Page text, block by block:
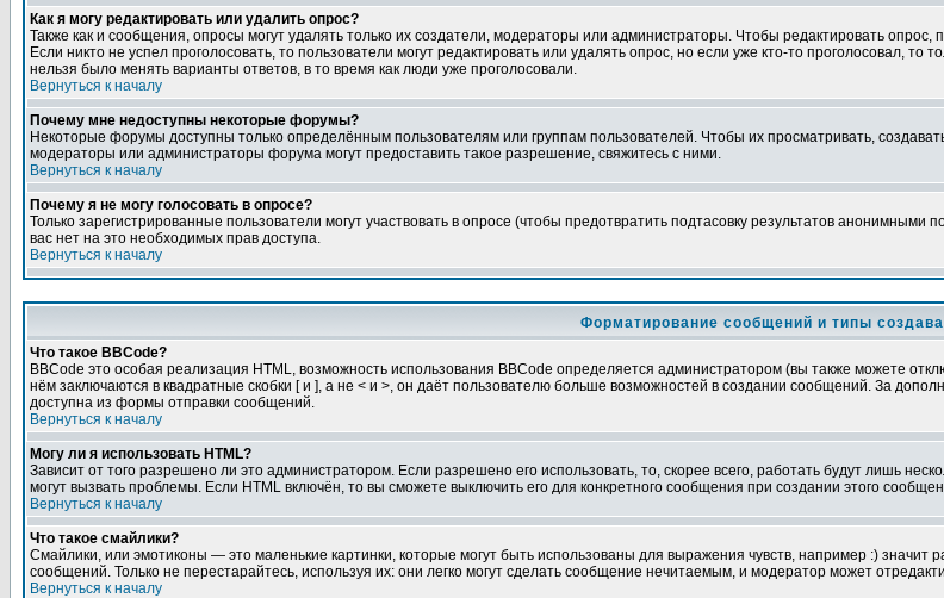
Как я могу редактировать или удалить опрос?
Также как и сообщения, опросы могут удалять только их создатели, модераторы или администраторы. Чтобы редактировать
Если никто не успел проголосовать, то пользователи могут редактировать или удалять опрос, но если уже кто-то проголосовал,
нельзя было менять варианты ответов, в то время как люди уже проголосовали.
Вернуться к началу
Почему мне недоступны некоторые форумы?
Некоторые форумы доступны только определённым пользователям или группам пользователей. Чтобы их просматривать,
модераторы или администраторы форума могут предоставить такое разрешение, свяжитесь с ними.
Вернуться к началу
Почему я не могу голосовать в опросе?
Только зарегистрированные пользователи могут участвовать в опросе (чтобы предотвратить подтасовку результатов
вас нет на это необходимых прав доступа.
Вернуться к началу
Форматирование сообщений и типы
Что такое BBCode?
BBCode это особая реализация HTML, возможность использования BBCode определяется администратором (вы также можете
нём заключаются в квадратные скобки [ и ], а не < и >, он даёт пользователю больше возможностей в создании сообщений. За
доступна из формы отправки сообщений.
Вернуться к началу
Могу ли я использовать HTML?
Зависит от того разрешено ли это администратором. Если разрешено его использовать, то, скорее всего, работать будут лишь
могут вызвать проблемы. Если HTML включён, то вы сможете выключить его для конкретного сообщения при создании этого
Вернуться к началу
Что такое смайлики?
Смайлики, или эмотиконы — это маленькие картинки, которые могут быть использованы для выражения чувств, например :) значит
сообщений. Только не перестарайтесь, используя их: они легко могут сделать сообщение нечитаемым, и модератор может
Вернуться к началу